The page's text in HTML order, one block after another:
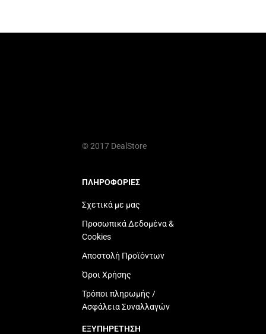
© 2017 DealStore
ΠΛΗΡΟΦΟΡΙΕΣ
Σχετικά με μας
Προσωπικά Δεδομένα &
Cookies
Αποστολή Προϊόντων
Όροι Χρήσης
Τρόποι πληρωμής /
Ασφάλεια Συναλλαγών
ΕΞΥΠΗΡΕΤΗΣΗ